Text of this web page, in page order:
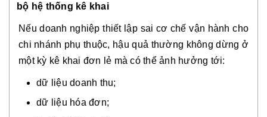
bộ hệ thống kê khai
Nếu doanh nghiệp thiết lập sai cơ chế vận hành cho
chi nhánh phụ thuộc, hậu quả thường không dừng ở
một kỳ kê khai đơn lẻ mà có thể ảnh hưởng tới:
dữ liệu doanh thu;
dữ liệu hóa đơn;